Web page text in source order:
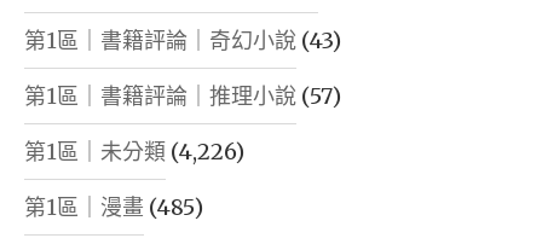
第1區｜書籍評論｜奇幻小說 (43)
第1區｜書籍評論｜推理小說 (57)
第1區｜未分類 (4,226)
第1區｜漫畫 (485)